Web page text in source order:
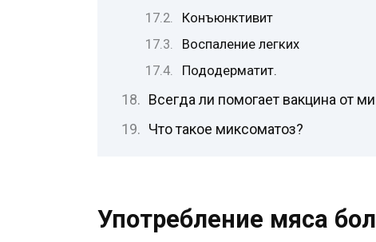
Конъюнктивит
Воспаление легких
Пододерматит.
Всегда ли помогает вакцина от
Что такое миксоматоз?
Употребление мяса